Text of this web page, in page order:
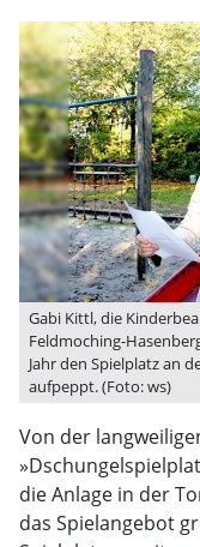
Gabi Kittl, die
Feldmoching-
Jahr den Spielplatz an
aufpeppt. (Foto: ws)
Von der
die Anlage in der
das Spielangebot